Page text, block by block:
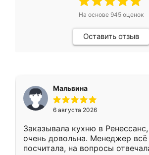
На основе 945оценок
Оставить отзыв
Мальвина
6 августа 2026
Заказывала кухню в
очень довольна. Менеджер
посчитала, на вопросы